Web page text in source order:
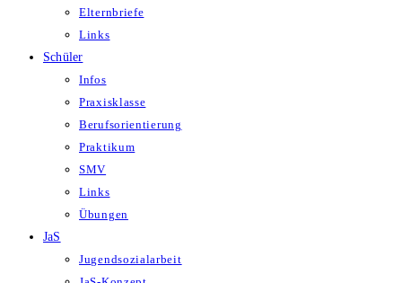
Elternbriefe
Links
Schüler
Infos
Praxisklasse
Berufsorientierung
Praktikum
SMV
Links
Übungen
JaS
Jugendsozialarbeit